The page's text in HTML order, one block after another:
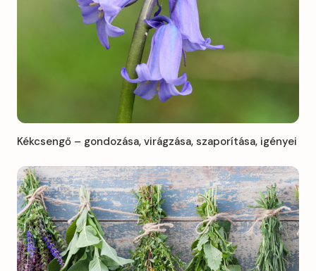
Kékcsengő – gondozása, virágzása, szaporítása, igényei